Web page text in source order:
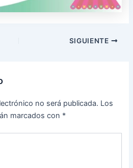
SIGUIENTE
no será publicada. Los
marcados con *